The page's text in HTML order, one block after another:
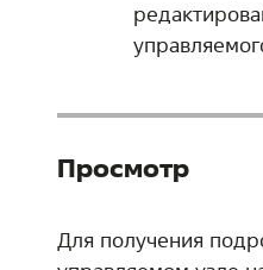
Просмотр
Для получения